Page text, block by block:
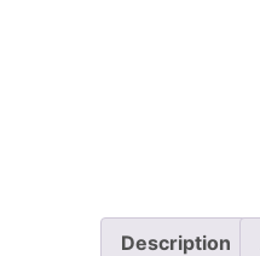
Description